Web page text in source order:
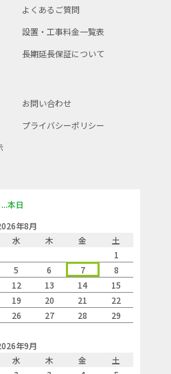
よくあるご質問
設置・工事料金一覧表
長期延長保証について
お問い合わせ
プライバシーポリシー
...本日
年8月
水 木 金
土
1
5 6 7
8
12 13 14
15
19 20 21
22
26 27 28
29
年9月
水 木 金
土